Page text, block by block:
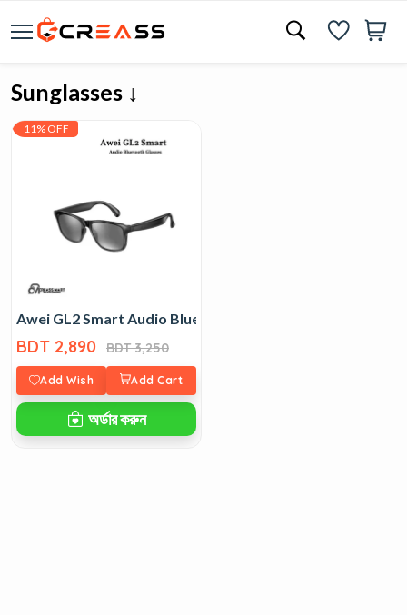
Sunglasses ↓
11% OFF
Awei GL2 Smart Audio Bluetooth Glasses
BDT 2,890 BDT 3,250
Add Wish Add Cart
অর্ডার করুন